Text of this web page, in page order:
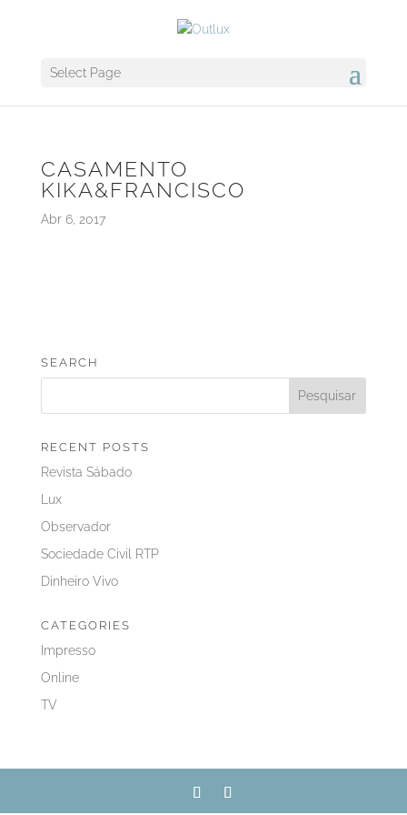
Select Page
CASAMENTO
KIKA&FRANCISCO
Abr 6, 2017
SEARCH
RECENT POSTS
Revista Sábado
Lux
Observador
Sociedade Civil RTP
Dinheiro Vivo
CATEGORIES
Impresso
Online
TV